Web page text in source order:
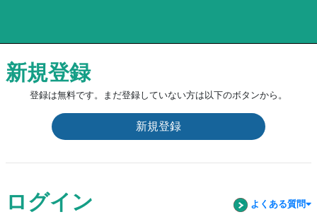
新規登録
登録は無料です。まだ登録していない方は以下のボタンから。
新規登録
ログイン よくある質問